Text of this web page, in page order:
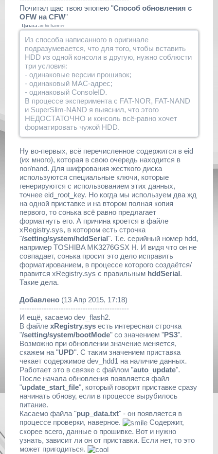
Почитал щас твою эпопею "Способ обновления с
OFW на CFW"
Цитата archicharmer
Из способа написанного в оригинале
подразумевается, что для того, чтобы вставить
HDD из одной консоли в другую, нужно соблюсти
три условия:
- одинаковые версии прошивок;
- одинаковый MAC-адрес;
- одинаковый ConsoleID.
В процессе эксперимента с FAT-NOR, FAT-NAND
и SuperSlim-NAND я выяснил, что этого
НЕДОСТАТОЧНО и консоль всё-равно хочет
форматировать чужой HDD.
Ну во-первых, всё перечисленное содержится в eid
(их много), которая в свою очередь находится в
nor/nand. Для шифрования жесткого диска
используются специальные ключи, которые
генерируются с использованием этих данных,
точнее eid_root_key. Но когда мы используем два жд
на одной приставке и на втором полная копия
первого, то сонька всё равно предлагает
форматнуть его. А причина кроется в файле
xRegistry.sys, в котором есть строчка
"/setting/system/hddSerial". Т.е. серийный номер hdd,
например TOSHIBA MK3276GSX H. И видя что он не
совпадает, сонька просит это дело исправить
форматированием, в процессе которого создаётся/
правится xRegistry.sys с правильным hddSerial.
Такие дела.
Добавлено (13 Апр 2015, 17:18)
---------------------------------------------
И ещё, касаемо dev_flash2.
В файле xRegistry.sys есть интересная строчка
"/setting/system/bootMode" со значением "PS3".
Возможно при обновлении значение меняется,
скажем на "UPD". С таким значением приставка
чекает содержимое dev_hdd1 на наличие данных.
Работает это в связке с файлом "auto_update".
После начала обновления появляется файл
"update_start_file", который говорит приставке сразу
начинать обнову, если в процессе вырубилось
питание.
Касаемо файла "pup_data.txt" - он появляется в
процессе проверки, наверное.
Содержит,
скорее всего, данные о прошивке. Вот и нужно
узнать, зависит ли он от приставки. Если нет, то это
может пригодиться.